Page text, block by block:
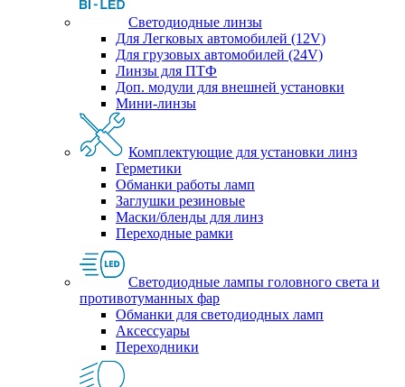
Светодиодные линзы
Для Легковых автомобилей (12V)
Для грузовых автомобилей (24V)
Линзы для ПТФ
Доп. модули для внешней установки
Мини-линзы
Комплектующие для установки линз
Герметики
Обманки работы ламп
Заглушки резиновые
Маски/бленды для линз
Переходные рамки
Светодиодные лампы головного света и
противотуманных фар
Обманки для светодиодных ламп
Аксессуары
Переходники